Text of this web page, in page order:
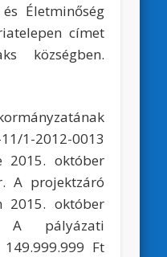
Életminőség
címet
községben.
2012-0013
2015. október
A projektzáró
2015. október
A pályázati
Ft